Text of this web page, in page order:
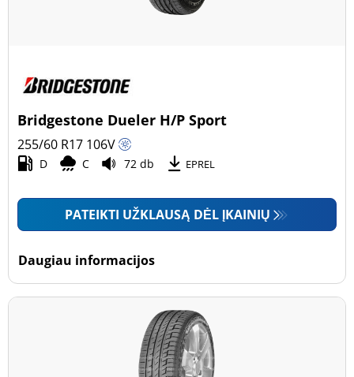
Bridgestone Dueler H/P Sport
255/60 R17 106V
D C 72 db EPREL
PATEIKTI UŽKLAUSĄ DĖL ĮKAINIŲ
Daugiau informacijos